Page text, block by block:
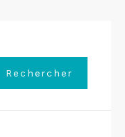
Rechercher